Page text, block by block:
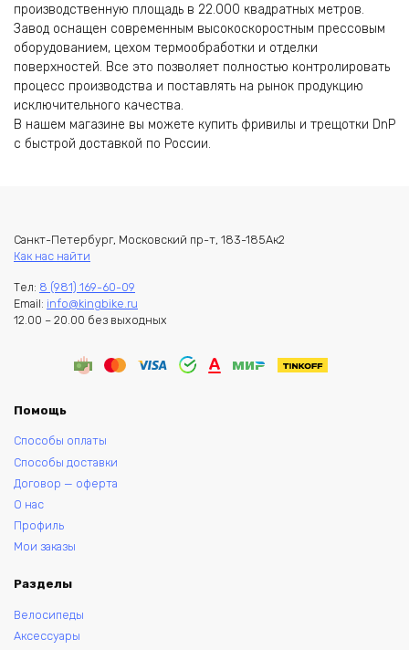
производственную площадь в 22.000 квадратных метров.
Завод оснащен современным высокоскоростным прессовым
оборудованием, цехом термообработки и отделки
поверхностей. Все это позволяет полностью контролировать
процесс производства и поставлять на рынок продукцию
исключительного качества.
В нашем магазине вы можете купить фривилы и трещотки DnP
с быстрой доставкой по России.
Санкт-Петербург, Московский пр-т, 183-185Ак2
Как нас найти
Тел: 8 (981) 169-60-09
Email: info@kingbike.ru
12.00 – 20.00 без выходных
Помощь
Способы оплаты
Способы доставки
Договор — оферта
О нас
Профиль
Мои заказы
Разделы
Велосипеды
Аксессуары